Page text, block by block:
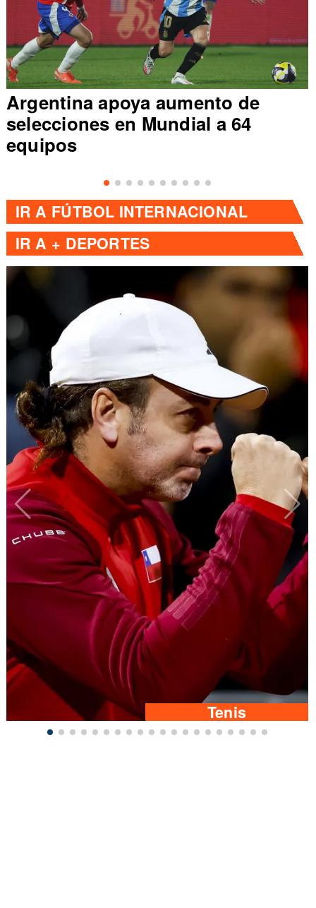
Argentina apoya aumento de
selecciones en Mundial a 64
equipos
IR A FÚTBOL INTERNACIONAL
IR A + DEPORTES
Tenis